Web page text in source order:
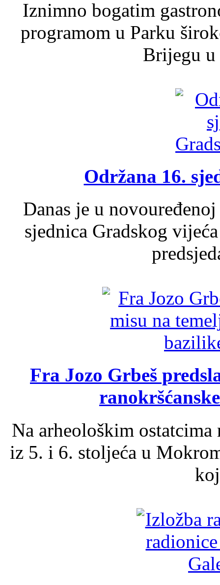
Iznimno bogatim
programom u Parku
Brijegu u
Održana 16.
Danas je u
sjednica Gradskog
Fra Jozo Grbeš
Na arheološkim
iz 5. i 6. stoljeća u